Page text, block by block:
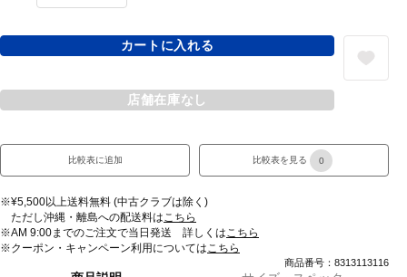
カートに入れる
店舗在庫なし
比較表に追加 比較表を見る 0
※¥5,500以上送料無料 (中古クラブは除く)
ただし沖縄・離島への配送料はこちら
※AM 9:00までのご注文で当日発送 詳しくはこちら
※クーポン・キャンペーン利用についてはこちら
商品番号：8313113116